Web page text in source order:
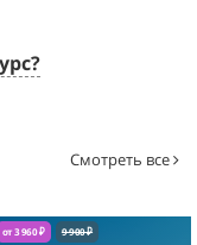
Смотреть все
от 3 960 ₽ 9 900 ₽